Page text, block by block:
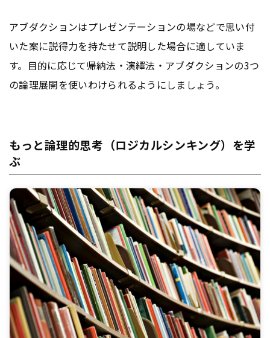
アブダクションはプレゼンテーションの場などで思い付
いた案に説得力を持たせて説明した場合に適していま
す。目的に応じて帰納法・演繹法・アブダクションの3つ
の論理展開を使いわけられるようにしましょう。
もっと論理的思考（ロジカルシンキング）を学
ぶ